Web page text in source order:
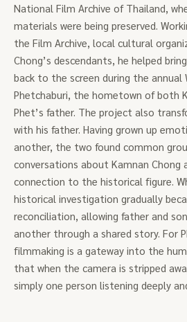
National Film Archive of Thailand,
materials were being preserved.
the Film Archive, local cultural
Chong’s descendants, he helped
back to the screen during the annual
Phetchaburi, the hometown of both
Phet’s father. The project also
with his father. Having grown up
another, the two found common
conversations about Kamnan Chong
connection to the historical figure.
historical investigation gradually
reconciliation, allowing father and
another through a shared story. For
filmmaking is a gateway into the
that when the camera is stripped
simply one person listening deeply